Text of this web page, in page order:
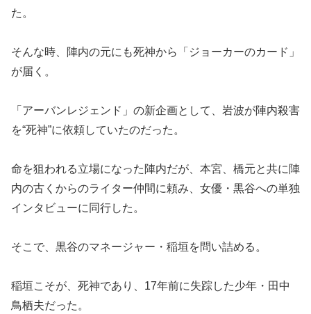
た。
そんな時、陣内の元にも死神から「ジョーカーのカード」
が届く。
「アーバンレジェンド」の新企画として、岩波が陣内殺害
を“死神”に依頼していたのだった。
命を狙われる立場になった陣内だが、本宮、橋元と共に陣
内の古くからのライター仲間に頼み、女優・黒谷への単独
インタビューに同行した。
そこで、黒谷のマネージャー・稲垣を問い詰める。
稲垣こそが、死神であり、17年前に失踪した少年・田中
鳥栖夫だった。